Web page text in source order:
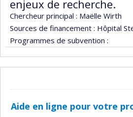
enjeux de recherche.
Chercheur principal : Maëlle Wirth
Sources de financement : Hôpital
Programmes de subvention :
Aide en ligne pour votre